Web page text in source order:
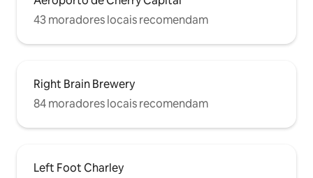
43 moradores locais recomendam
Right Brain Brewery
84 moradores locais recomendam
Left Foot Charley